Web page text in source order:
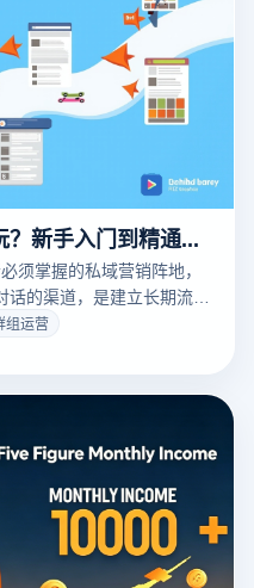
Facebook群组营销怎么玩？新手入门到精通完整教程
须掌握的私域营销阵地，
的渠道，是建立长期流量
群组的基础概念与核心
精通的全路径，助您搭建
组运营